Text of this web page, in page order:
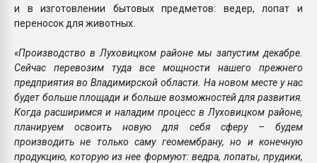
и в изготовлении бытовых предметов: ведер, лопат и
переносок для животных.
«Производство в Луховицком районе мы запустим декабре.
Сейчас перевозим туда все мощности нашего прежнего
предприятия во Владимирской области. На новом месте у нас
будет больше площади и больше возможностей для развития.
Когда расширимся и наладим процесс в Луховицком районе,
планируем освоить новую для себя сферу – будем
производить не только саму геомембрану, но и конечную
продукцию, которую из нее формуют: ведра, лопаты, прудики,